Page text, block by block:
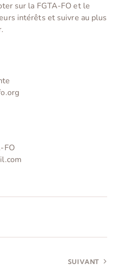
sur la FGTA-FO et le
intérêts et suivre au plus
FO
SUIVANT